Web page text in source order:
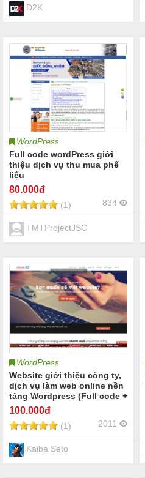
D2K
WordPress
Full code wordPress giới
thiệu dịch vụ thu mua phế
liệu
80.000đ
(1) 834
TMTProjectJSC
WordPress
Website giới thiệu công ty,
dịch vụ làm web online nền
tảng Wordpress (Full code +
Data )
100.000đ
(1) 2011
Kaiba Seto